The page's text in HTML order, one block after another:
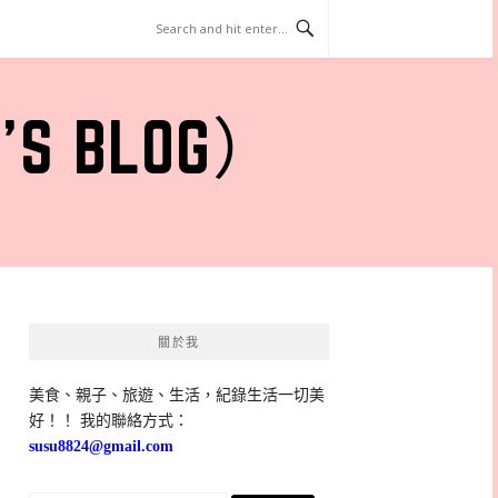
）
關於我
美食、親子、旅遊、生活，紀錄生活一切美
好！！ 我的聯絡方式：
susu8824@gmail.com